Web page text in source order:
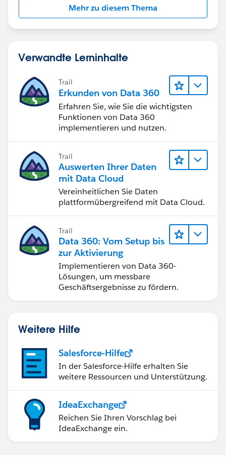
// System.debug('@@@@@@@@@'+crr);
}
for(integer i=0;i<crr.size();i++)
TotalAmt += crr[i];
}
acc.Total_Verified_Value_for_Opps__c=TotalAmt ;
Mehr zu diesem Thema
Verwandte Lerninhalte
Trail
Erkunden von Data 360
Erfahren Sie, wie Sie die wichtigsten
Funktionen von Data 360
implementieren und nutzen.
Trail
Auswerten Ihrer Daten
mit Data Cloud
Vereinheitlichen Sie Daten
plattformübergreifend mit Data Cloud.
Trail
Data 360: Vom Setup bis
zur Aktivierung
Implementieren von Data 360-
Lösungen, um messbare
Geschäftsergebnisse zu fördern.
Weitere Hilfe
Salesforce-Hilfe
In der Salesforce-Hilfe erhalten Sie
weitere Ressourcen und Unterstützung.
IdeaExchange
Reichen Sie Ihren Vorschlag bei
IdeaExchange ein.